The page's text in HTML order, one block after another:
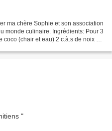
ma chère Sophie et son association
monde culinaire. Ingrédients: Pour 3
(chair et eau) 2 c.à.s de noix de